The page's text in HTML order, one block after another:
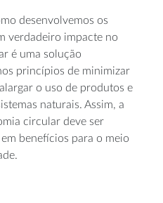
desenvolvemos os
verdadeiro impacte no
é uma solução
princípios de minimizar
o uso de produtos e
naturais. Assim, a
circular deve ser
benefícios para o meio